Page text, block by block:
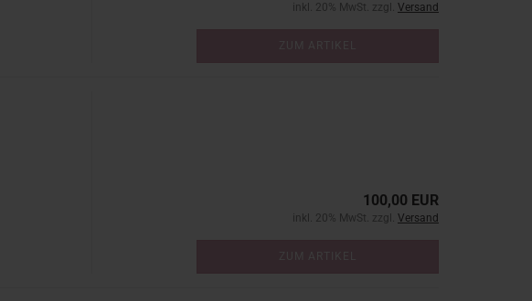
inkl. 20% MwSt. zzgl. Versand
100,00 EUR
inkl. 20% MwSt. zzgl. Versand